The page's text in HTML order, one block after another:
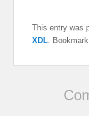
This entry was
XDL .